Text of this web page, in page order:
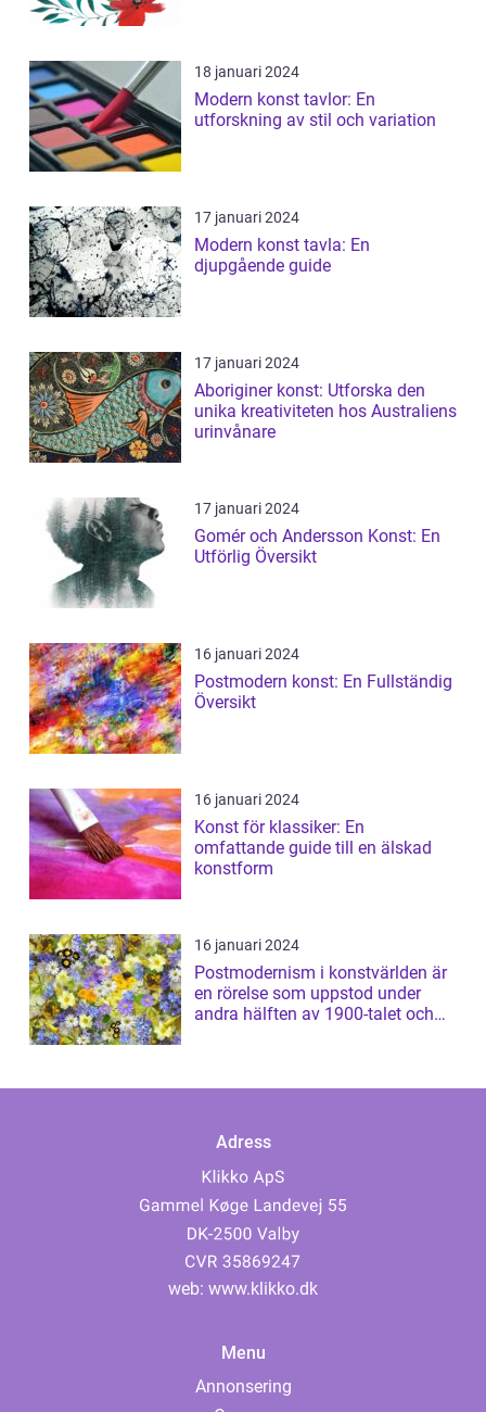
18 januari 2024
Modern konst tavlor: En
utforskning av stil och variation
17 januari 2024
Modern konst tavla: En
djupgående guide
17 januari 2024
Aboriginer konst: Utforska den
unika kreativiteten hos Australiens
urinvånare
17 januari 2024
Gomér och Andersson Konst: En
Utförlig Översikt
16 januari 2024
Postmodern konst: En Fullständig
Översikt
16 januari 2024
Konst för klassiker: En
omfattande guide till en älskad
konstform
16 januari 2024
Postmodernism i konstvärlden är
en rörelse som uppstod under
andra hälften av 1900-talet och
Adress
web: www.klikko.dk
Menu
Annonsering